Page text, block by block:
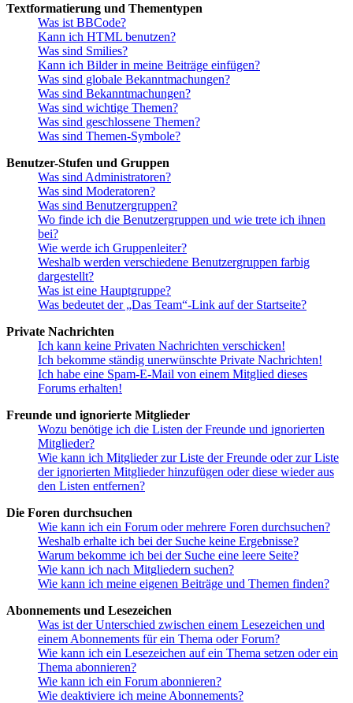
Textformatierung und Thementypen
Was ist BBCode?
Kann ich HTML benutzen?
Was sind Smilies?
Kann ich Bilder in meine Beiträge einfügen?
Was sind globale Bekanntmachungen?
Was sind Bekanntmachungen?
Was sind wichtige Themen?
Was sind geschlossene Themen?
Was sind Themen-Symbole?
Benutzer-Stufen und Gruppen
Was sind Administratoren?
Was sind Moderatoren?
Was sind Benutzergruppen?
Wo finde ich die Benutzergruppen und wie trete ich ihnen
bei?
Wie werde ich Gruppenleiter?
Weshalb werden verschiedene Benutzergruppen farbig
dargestellt?
Was ist eine Hauptgruppe?
Was bedeutet der „Das Team“-Link auf der Startseite?
Private Nachrichten
Ich kann keine Privaten Nachrichten verschicken!
Ich bekomme ständig unerwünschte Private Nachrichten!
Ich habe eine Spam-E-Mail von einem Mitglied dieses
Forums erhalten!
Freunde und ignorierte Mitglieder
Wozu benötige ich die Listen der Freunde und ignorierten
Mitglieder?
Wie kann ich Mitglieder zur Liste der Freunde oder zur Liste
der ignorierten Mitglieder hinzufügen oder diese wieder aus
den Listen entfernen?
Die Foren durchsuchen
Wie kann ich ein Forum oder mehrere Foren durchsuchen?
Weshalb erhalte ich bei der Suche keine Ergebnisse?
Warum bekomme ich bei der Suche eine leere Seite?
Wie kann ich nach Mitgliedern suchen?
Wie kann ich meine eigenen Beiträge und Themen finden?
Abonnements und Lesezeichen
Was ist der Unterschied zwischen einem Lesezeichen und
einem Abonnements für ein Thema oder Forum?
Wie kann ich ein Lesezeichen auf ein Thema setzen oder ein
Thema abonnieren?
Wie kann ich ein Forum abonnieren?
Wie deaktiviere ich meine Abonnements?